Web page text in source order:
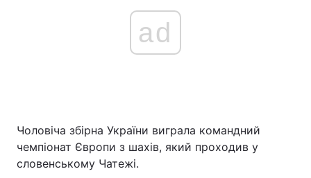
Головна
ad
Чоловіча збірна України виграла командний
чемпіонат Європи з шахів, який проходив у
словенському Чатежі.